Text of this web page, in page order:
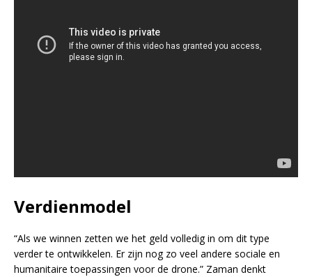
Verdienmodel
“Als we winnen zetten we het geld volledig in om dit type
verder te ontwikkelen. Er zijn nog zo veel andere sociale en
humanitaire toepassingen voor de drone.” Zaman denkt